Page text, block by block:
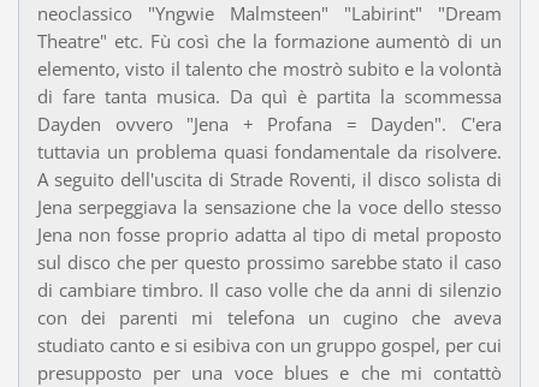
neoclassico "Yngwie Malmsteen" "Labirint" "Dream
Theatre" etc. Fù così che la formazione aumentò di un
elemento, visto il talento che mostrò subito e la volontà
di fare tanta musica. Da quì è partita la scommessa
Dayden ovvero "Jena + Profana = Dayden". C'era
tuttavia un problema quasi fondamentale da risolvere.
A seguito dell'uscita di Strade Roventi, il disco solista di
Jena serpeggiava la sensazione che la voce dello stesso
Jena non fosse proprio adatta al tipo di metal proposto
sul disco che per questo prossimo sarebbe stato il caso
di cambiare timbro. Il caso volle che da anni di silenzio
con dei parenti mi telefona un cugino che aveva
studiato canto e si esibiva con un gruppo gospel, per cui
presupposto per una voce blues e che mi contattò